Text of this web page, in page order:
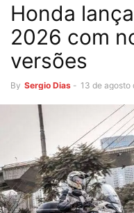
Honda
2026 com
versões
By Sergio Dias - 13 de agosto